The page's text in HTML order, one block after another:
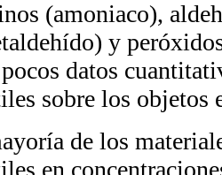
(amoniaco),
y
datos
sobre los objetos
de los
en